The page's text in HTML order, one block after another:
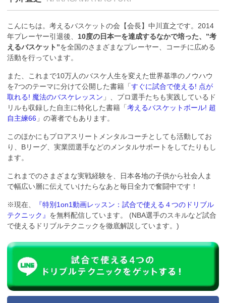
こんにちは。考えるバスケットの会【会長】中川直之です。2014
年プレーヤー引退後、 10度の日本一を達成するなかで培った、”考
えるバスケット”を全国のさまざまなプレーヤー、コーチに広める
活動を行っています。
また、これまで10万人のバスケ人生を変えた世界基準のノウハウ
を7つのテーマに分けて公開した書籍「すぐに試合で使える! 点が
取れる! 魔法のバスケレッスン 」、プロ選手たちも実践しているド
リルも収録した自主に特化した書籍「考えるバスケットボール! 超
自主練66 」の著者でもあります。
このほかにもプロアスリートメンタルコーチとしても活動してお
り、Bリーグ、実業団選手などのメンタルサポートをしてたりもし
ます。
これまでのさまざまな実戦経験を、日本各地の子供から社会人ま
で幅広い層に伝えていけたらなあと毎日全力で奮闘中です！
※現在、
『特別1on1動画レッスン：試合で使える４つのドリブル
テクニック』 を無料配信しています。 (NBA選手のスキルなど試合
で使えるドリブルテクニックを徹底解説しています。)